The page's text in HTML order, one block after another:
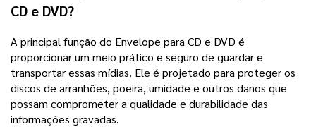
CD e DVD?
A principal função do Envelope para CD e DVD é
proporcionar um meio prático e seguro de guardar e
transportar essas mídias. Ele é projetado para proteger os
discos de arranhões, poeira, umidade e outros danos que
possam comprometer a qualidade e durabilidade das
informações gravadas.